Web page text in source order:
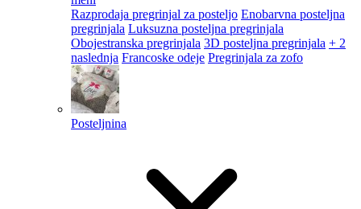
Razprodaja pregrinjal za posteljo Enobarvna posteljna
pregrinjala Luksuzna posteljna pregrinjala
Obojestranska pregrinjala 3D posteljna pregrinjala + 2
naslednja Francoske odeje Pregrinjala za zofo
Posteljnina